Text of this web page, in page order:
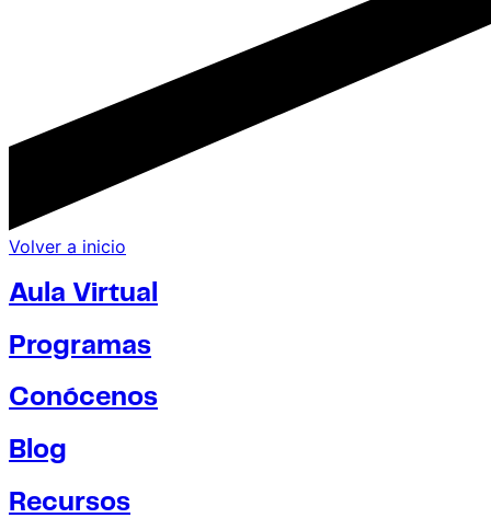
Volver a inicio
Aula Virtual
Programas
Conócenos
Blog
Recursos